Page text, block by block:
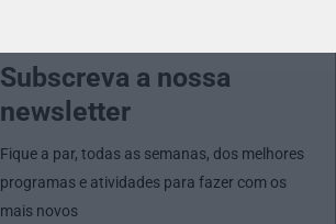
Subscreva a nossa
newsletter
Fique a par, todas as semanas, dos melhores
programas e atividades para fazer com os
mais novos